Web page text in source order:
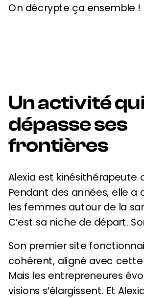
On décrypte ça ensemble !
Un activité qui
dépasse ses
frontières
Alexia est kinésithérapeute
Pendant des années, elle
les femmes autour de la
C’est sa niche de départ.
Son premier site
cohérent, aligné avec
Mais les entrepreneures
visions s’élargissent. Et